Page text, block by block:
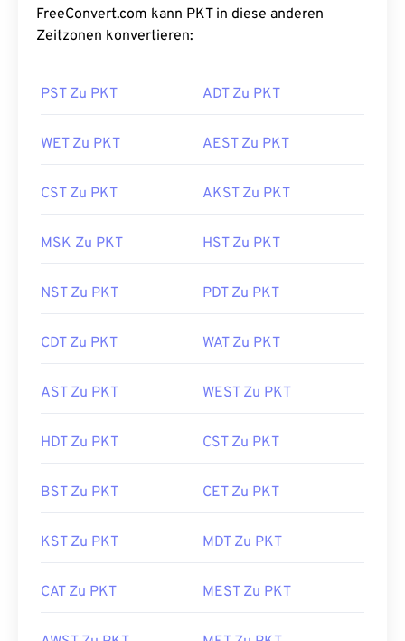
FreeConvert.com kann PKT in diese anderen
Zeitzonen konvertieren:
PST Zu PKT ADT Zu PKT
WET Zu PKT AEST Zu PKT
CST Zu PKT AKST Zu PKT
MSK Zu PKT HST Zu PKT
NST Zu PKT PDT Zu PKT
CDT Zu PKT WAT Zu PKT
AST Zu PKT WEST Zu PKT
HDT Zu PKT CST Zu PKT
BST Zu PKT CET Zu PKT
KST Zu PKT MDT Zu PKT
CAT Zu PKT MEST Zu PKT